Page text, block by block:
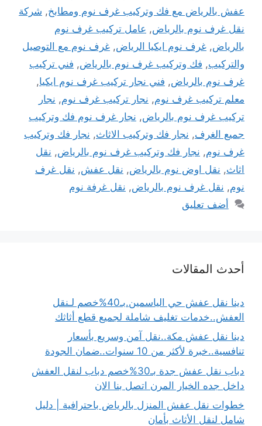
عفش بالرياض مع فك وتركيب غرف نوم ومطابخ, شركة
نقل غرف نوم بالرياض, عامل تركيب غرف نوم
بالرياض, غرف نوم ايكيا الرياض, غرف نوم مع التوصيل
والتركيب, فك وتركيب غرف نوم بالرياض, فني تركيب
غرف نوم بالرياض, فني نجار تركيب غرف نوم ايكيا,
معلم تركيب غرف نوم, نجار تركيب غرف نوم, نجار
تركيب غرف نوم بالرياض, نجار غرف نوم فك وتركيب
جميع الغرف, نجار فك وتركيب الاثاث, نجار فك وتركيب
غرف نوم, نجار فك وتركيب غرف نوم بالرياض, نقل
اثاث, نقل اوض نوم بالرياض, نقل عفش, نقل غرف
نوم, نقل غرف نوم بالرياض, نقل غرفة نوم
أضف تعليق
أحدث المقالات
دينا نقل عفش حي الياسمين.بـ40%خصم لـنقل
العفش..خدمات تغليف شاملة لجميع قطع أثاثك
دينا نقل عفش مكة..نقل آمن وسريع بأسعار
تنافسية..خبرة لأكثر من 10 سنوات..ضمان الجودة
دباب نقل عفش جدة بـ30%خصم دباب لنقل العفش
داخل جده الخيار المرن اتصل بنا الان
خطوات نقل عفش المنزل بالرياض باحترافية | دليل
شامل لنقل الأثاث بأمان